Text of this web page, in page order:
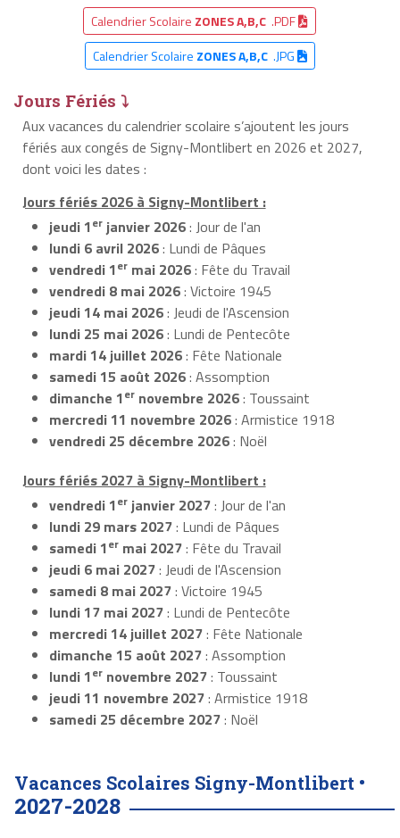
Calendrier Scolaire ZONES A,B,C .PDF
Calendrier Scolaire ZONES A,B,C.JPG
Jours Fériés ⤵
Aux vacances du calendrier scolaire s’ajoutent les jours
fériés aux congés de Signy-Montlibert en 2026 et 2027,
dont voici les dates :
Jours fériés 2026 à Signy-Montlibert :
jeudi 1er janvier 2026: Jour de l'an
lundi 6 avril 2026: Lundi de Pâques
vendredi 1er mai 2026: Fête du Travail
vendredi 8 mai 2026: Victoire 1945
jeudi 14 mai 2026: Jeudi de l'Ascension
lundi 25 mai 2026: Lundi de Pentecôte
mardi 14 juillet 2026: Fête Nationale
samedi 15 août 2026: Assomption
dimanche 1er novembre 2026: Toussaint
mercredi 11 novembre 2026: Armistice 1918
vendredi 25 décembre 2026: Noël
Jours fériés 2027 à Signy-Montlibert :
vendredi 1er janvier 2027: Jour de l'an
lundi 29 mars 2027: Lundi de Pâques
samedi 1er mai 2027: Fête du Travail
jeudi 6 mai 2027: Jeudi de l'Ascension
samedi 8 mai 2027: Victoire 1945
lundi 17 mai 2027: Lundi de Pentecôte
mercredi 14 juillet 2027: Fête Nationale
dimanche 15 août 2027: Assomption
lundi 1er novembre 2027: Toussaint
jeudi 11 novembre 2027: Armistice 1918
samedi 25 décembre 2027: Noël
Vacances Scolaires Signy-Montlibert •
2027-2028